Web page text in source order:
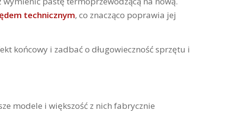
technicznym, co znacząco poprawia jej
końcowy i zadbać o długowieczność sprzętu i
modele i większość z nich fabrycznie